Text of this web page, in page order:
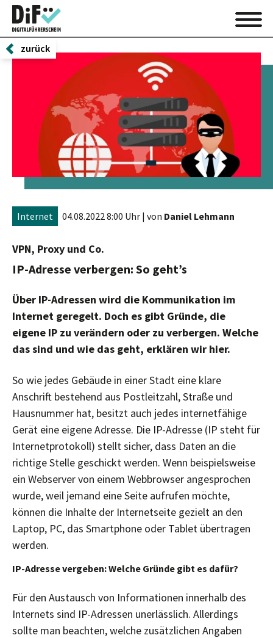
zurück
Internet 04.08.2022 8:00 Uhr | von Daniel Lehmann
VPN, Proxy und Co.
IP-Adresse verbergen: So geht’s
Über IP-Adressen wird die Kommunikation im
Internet geregelt. Doch es gibt Gründe, die
eigene IP zu verändern oder zu verbergen. Welche
das sind und wie das geht, erklären wir hier.
So wie jedes Gebäude in einer Stadt eine klare
Anschrift bestehend aus Postleitzahl, Straße und
Hausnummer hat, besitzt auch jedes internetfähige
Gerät eine eigene Adresse. Die IP-Adresse (IP steht für
Internetprotokoll) stellt sicher, dass Daten an die
richtige Stelle geschickt werden. Wenn beispielsweise
ein Webserver von einem Webbrowser angesprochen
wurde, weil jemand eine Seite aufrufen möchte,
können die Inhalte der Internetseite gezielt an den
Laptop, PC, das Smartphone oder Tablet übertragen
werden.
IP-Adresse vergeben: Welche Gründe gibt es dafür?
Für den Austausch von Informationen innerhalb des
Internets sind IP-Adressen unerlässlich. Allerdings
sollte man beachten, welche zusätzlichen Angaben